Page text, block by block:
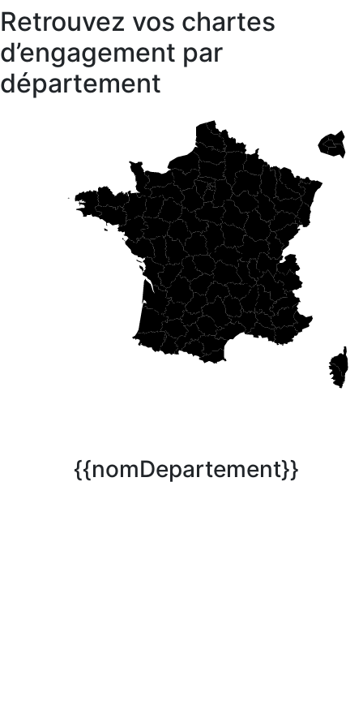
Retrouvez vos chartes
d’engagement par
département
{{nomDepartement}}